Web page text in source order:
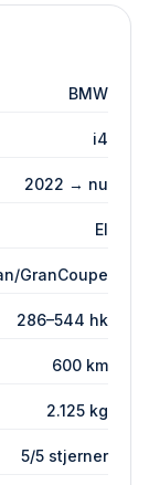
BMW
i4
2022 → nu
El
GranCoupe
286–544 hk
600 km
2.125 kg
5/5 stjerner